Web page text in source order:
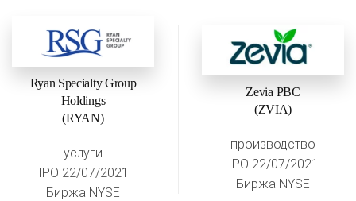
Ryan Specialty Group
Holdings
(RYAN)
услуги
IPO 22/07/2021
Биржа NYSE
Zevia PBC
(ZVIA)
производство
IPO 22/07/2021
Биржа NYSE